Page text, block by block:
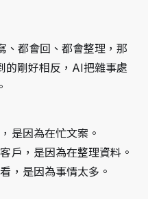
、都會回、都會整理，那
的剛好相反，AI把雜事處
是因為在忙文案。
戶，是因為在整理資料。
，是因為事情太多。